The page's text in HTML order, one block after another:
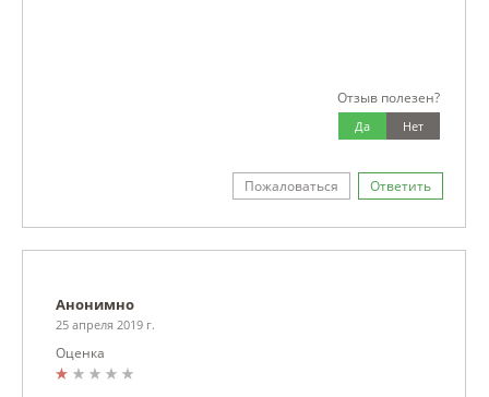
Отзыв полезен?
Нет
Да
Пожаловаться Ответить
Анонимно
25 апреля 2019 г.
Оценка